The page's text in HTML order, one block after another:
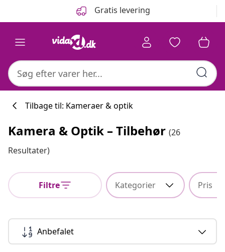
Gratis levering
#sharemevidaxl
Tilbage til: Kameraer & optik
Kamera & Optik – Tilbehør (26
Resultater)
Filtre Kategorier Pris
Anbefalet